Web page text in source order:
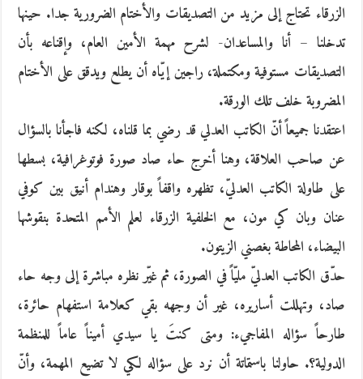
الزرقاء تحتاج إلى مزيد من التصديقات والأختام الضرورية جدا. حينها
تدخلنا – أنا والمساعدان- لشرح مهمة الأمين العام، وإقناعه بأن
التصديقات مستوفية ومكتملة، راجين إيّاه أن يطلع ويدقق على الأختام
المضروبة خلف تلك الورقة.
اعتقدنا جميعاً أنّ الكاتب العدلي قد رضي بما قلناه، لكنه فاجأنا بالسؤال
عن صاحب العلاقة، وهنا أخرج حاء صاد صورة فوتوغرافية، بسطها
على طاولة الكاتب العدليّ، تظهره واقفاً بوقار وهندام أنيق بين كوفي
عنان وبان كي مون، مع الخلفية الزرقاء لعلم الأمم المتحدة بنقوشها
البيضاء، المحاطة بغصني الزيتون.
حدّق الكاتب العدليّ مليّاً في الصورة، ثم غيّر نظره مباشرة إلى وجه حاء
صاد، وتهللت أساريره، غير أن وجهه بقي كعلامة استفهام حائرة،
طارحاً سؤاله المفاجيء: ومتى كنتَ يا سيدي أميناً عاماً للمنظمة
الدولية؟. حاولنا باستماتة أن نرد على سؤاله لكي لا تضيع المهمة، وأنّ